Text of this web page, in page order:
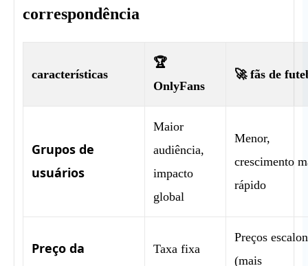
correspondência
características
🏆
OnlyFans
🚀 fãs de
Grupos de
usuários
Maior
audiência,
impacto
global
Menor,
crescimento
rápido
Preço da
Taxa fixa
Preços
(mais